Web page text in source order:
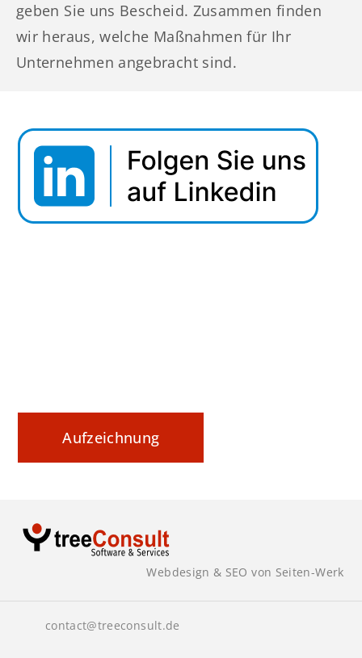
geben Sie uns Bescheid. Zusammen finden
wir heraus, welche Maßnahmen für Ihr
Unternehmen angebracht sind.
Aufzeichnung
Webdesign & SEO von Seiten-Werk
contact@treeconsult.de